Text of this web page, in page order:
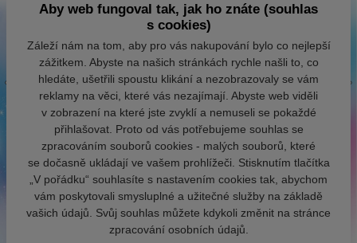
Aby web fungoval tak, jak ho znáte (souhlas
s cookies)
Záleží nám na tom, aby pro vás nakupování bylo co nejlepší
zážitkem. Abyste na našich stránkách rychle našli to, co
hledáte, ušetřili spoustu klikání a nezobrazovaly se vám
reklamy na věci, které vás nezajímají. Abyste web viděli
v zobrazení na které jste zvyklí a nemuseli se pokaždé
přihlašovat. Proto od vás potřebujeme souhlas se
zpracováním souborů cookies - malých souborů, které
se dočasně ukládají ve vašem prohlížeči. Stisknutím tlačítka
„V pořádku“ souhlasíte s nastavením cookies tak, abychom
vám poskytovali smysluplné a užitečné služby na základě
vašich údajů. Svůj souhlas můžete kdykoli změnit na stránce
zpracování osobních údajů.